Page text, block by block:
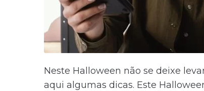
Neste Halloween não se deixe
aqui algumas dicas. Este